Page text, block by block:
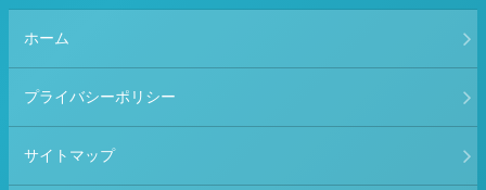
ホーム
プライバシーポリシー
サイトマップ